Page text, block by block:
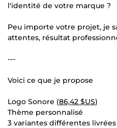
l'identité de votre marque ?
Peu importe votre projet, je
attentes, résultat
---
Voici ce que je propose
Logo Sonore (86,42 $US)
Thème personnalisé
3 variantes différentes livrées